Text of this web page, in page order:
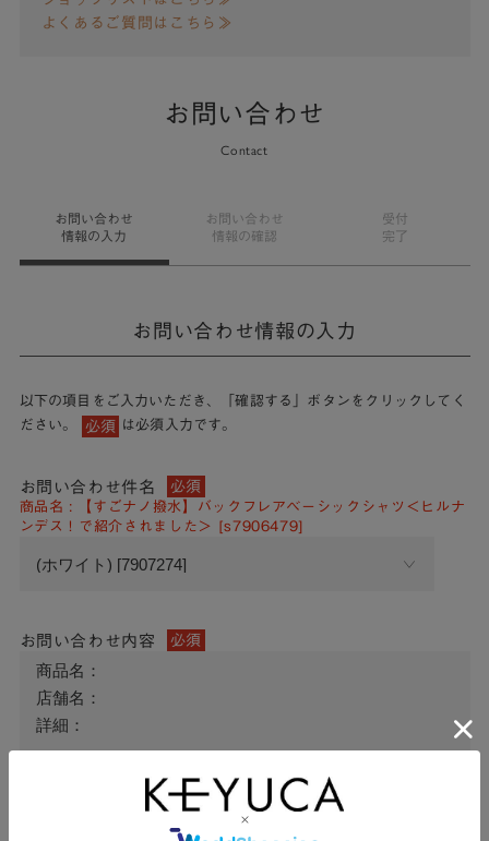
よくあるご質問はこちら≫
お問い合わせ
Contact
お問い合わせ
情報の入力
お問い合わせ
情報の確認
受付
完了
お問い合わせ情報の入力
以下の項目をご入力いただき、「確認する」ボタンをクリックしてく
ださい。
必須 は必須入力です。
お問い合わせ件名 必須
商品名 : 【すごナノ撥水】バックフレアベーシックシャツ＜ヒルナ
ンデス！で紹介されました＞ [s7906479]
お問い合わせ内容 必須